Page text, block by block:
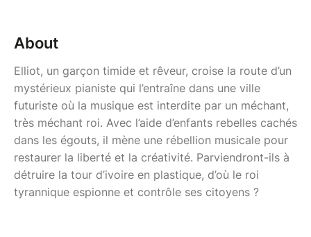
About
Elliot, un garçon timide et rêveur, croise la route d’un
mystérieux pianiste qui l’entraîne dans une ville
futuriste où la musique est interdite par un méchant,
très méchant roi. Avec l’aide d’enfants rebelles cachés
dans les égouts, il mène une rébellion musicale pour
restaurer la liberté et la créativité. Parviendront-ils à
détruire la tour d’ivoire en plastique, d’où le roi
tyrannique espionne et contrôle ses citoyens ?